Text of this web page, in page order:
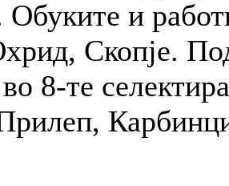
и
Скопје.
8-те